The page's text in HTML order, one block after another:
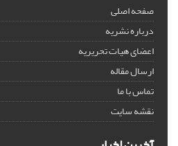
صفحه اصلی
درباره نشریه
اعضای هیات تحریریه
ارسال مقاله
تماس با ما
نقشه سایت